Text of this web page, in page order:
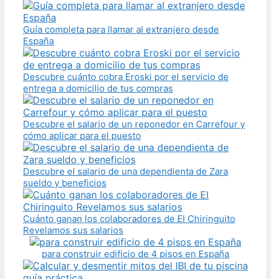
Guía completa para llamar al extranjero desde
España
Descubre cuánto cobra Eroski por el servicio de
entrega a domicilio de tus compras
Descubre el salario de un reponedor en Carrefour y
cómo aplicar para el puesto
Descubre el salario de una dependienta de Zara
sueldo y beneficios
Cuánto ganan los colaboradores de El Chiringuito
Revelamos sus salarios
para construir edificio de 4 pisos en España